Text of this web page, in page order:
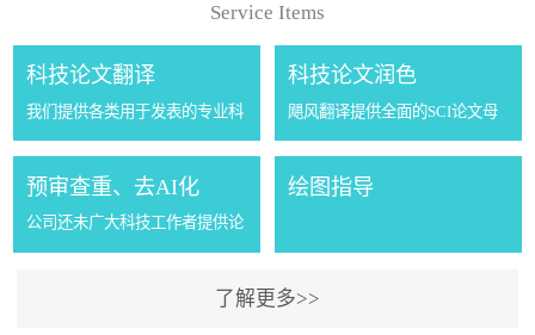
Service Items
科技论文翻译
我们提供各类用于发表的专业科
技论文翻译服务，特色专业：气
象及相关交叉学科的专业论文翻
译服务。公司成立八年来为国内
科技论文润色
飓风翻译提供全面的SCI论文母
语润色服务，我们会根据您的稿
件的研究内容，邀请同行专家和
预审查重、去AI化
公司还未广大科技工作者提供论
文的预审、查重、降重、去AI化
等一站式服务。 现在的期刊一般
绘图指导
了解更多>>